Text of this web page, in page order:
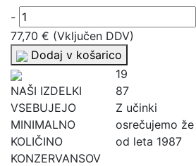
-
77,70 € (Vključen DDV)
Dodaj v košarico
NAŠI IZDELKI
VSEBUJEJO
MINIMALNO
KOLIČINO
KONZERVANSOV
19
87
Z učinki
osrečujemo že
od leta 1987